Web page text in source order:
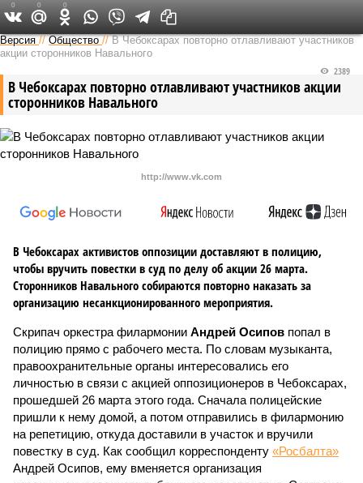
Версия в Чувашии
Версия //Общество //В Чебоксарах повторно отлавливают участников
акции сторонников Навального
В Чебоксарах повторно отлавливают участников акции
сторонников Навального
2389
http://www.vk.com
В Чебоксарах активистов оппозиции доставляют в полицию,
чтобы вручить повестки в суд по делу об акции 26 марта.
Сторонников Навального собираются повторно наказать за
организацию несанкционированного мероприятия.
Скрипач оркестра филармонии Андрей Осипов попал в
полицию прямо с рабочего места. По словам музыканта,
правоохранительные органы интересовались его
личностью в связи с акцией оппозиционеров в Чебоксарах,
прошедшей 26 марта этого года. Сначала полицейские
пришли к нему домой, а потом отправились в филармонию
на репетицию, откуда доставили в участок и вручили
повестку в суд. Как сообщил корреспонденту «Росбалта»
Андрей Осипов, ему вменяется организация
0 0 0